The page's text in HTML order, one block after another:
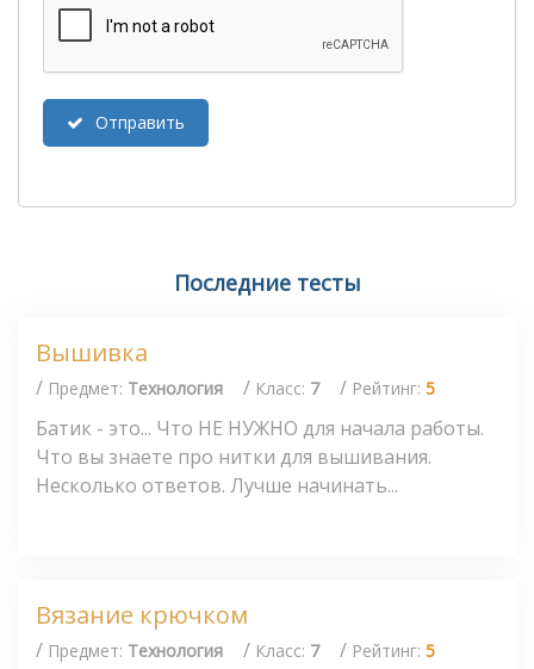
Отправить
Последние тесты
Вышивка
/ Предмет: Технология / Класс: 7 / Рейтинг: 5
Батик - это... Что НЕ НУЖНО для начала работы.
Что вы знаете про нитки для вышивания.
Несколько ответов. Лучше начинать...
Вязание крючком
/ Предмет: Технология / Класс: 7 / Рейтинг: 5